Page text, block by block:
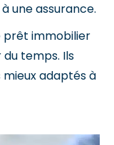
une assurance.
prêt immobilier
temps. Ils
adaptés à